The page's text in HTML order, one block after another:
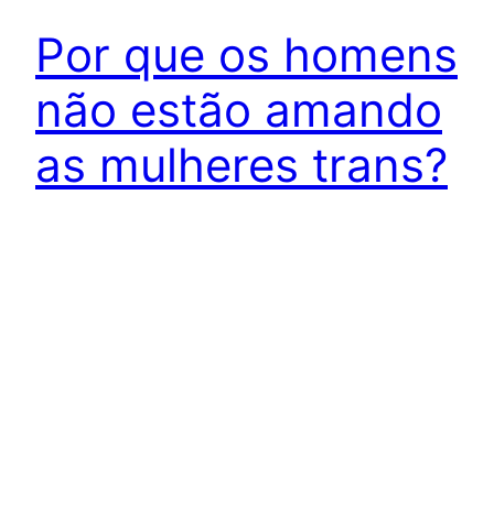
Por que os homens
não estão amando
as mulheres trans?